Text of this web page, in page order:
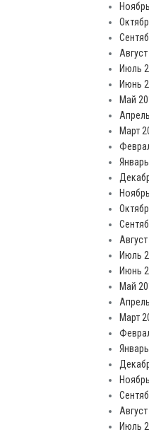
Июль
Июнь
Май
Март
Июль
Июнь
Май
Март
Июль